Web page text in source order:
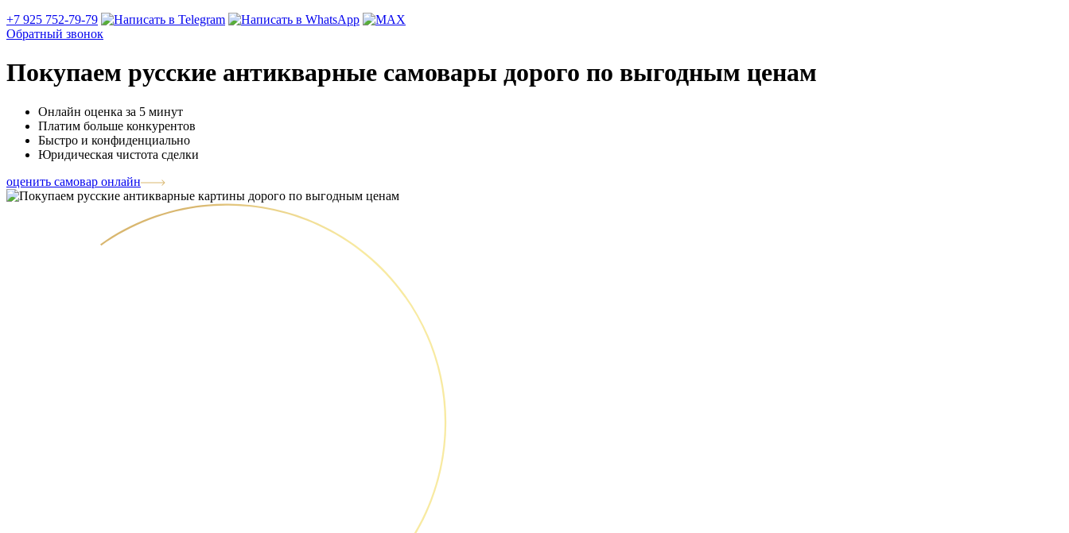
+7 925 752-79-79
Обратный звонок
Покупаем русские антикварные самовары дорого по выгодным ценам
Онлайн оценка за 5 минут
Платим больше конкурентов
Быстро и конфиденциально
Юридическая чистота сделки
оценить самовар онлайн